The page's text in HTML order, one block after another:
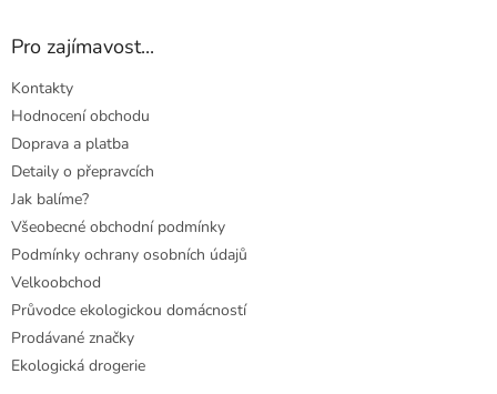
Pro zajímavost...
Kontakty
Hodnocení obchodu
Doprava a platba
Detaily o přepravcích
Jak balíme?
Všeobecné obchodní podmínky
Podmínky ochrany osobních údajů
Velkoobchod
Průvodce ekologickou domácností
Prodávané značky
Ekologická drogerie